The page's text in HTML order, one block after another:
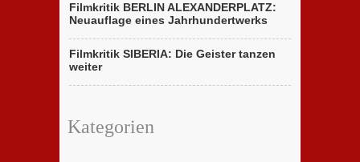
Filmkritik BERLIN ALEXANDERPLATZ:
Neuauflage eines Jahrhundertwerks
Filmkritik SIBERIA: Die Geister tanzen
weiter
Kategorien